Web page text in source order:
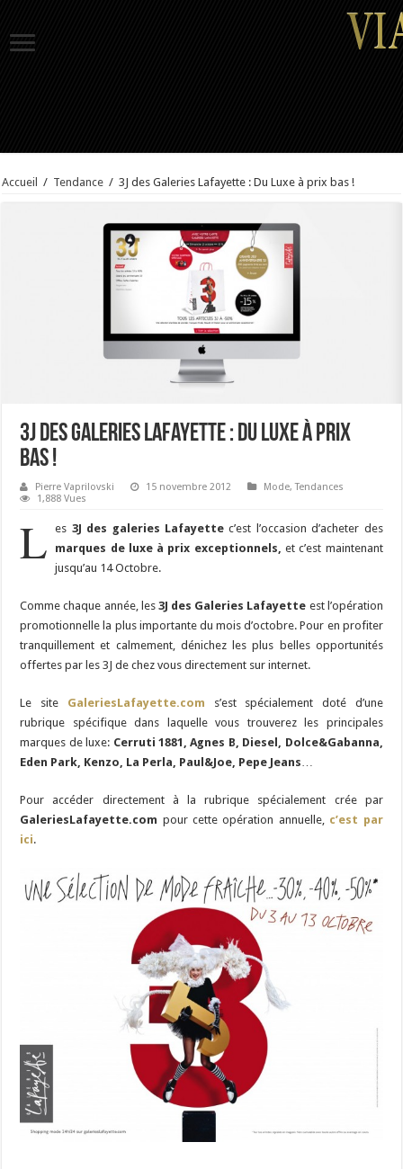
Accueil / Tendance / 3J des Galeries Lafayette : Du Luxe à prix bas !
3J des Galeries Lafayette : Du Luxe à prix
bas !
Pierre Vaprilovski 15 novembre 2012 Mode,Tendances
1,888 Vues
L es 3J des galeries Lafayette c’est l’occasion d’acheter des
marques de luxe à prix exceptionnels, et c’est maintenant
jusqu’au 14 Octobre.
Comme chaque année, les3J des Galeries Lafayette est l’opération
promotionnelle la plus importante du mois d’octobre. Pour en profiter
tranquillement et calmement, dénichez les plus belles opportunités
offertes par les 3J de chez vous directement sur internet.
Le site GaleriesLafayette.com s’est spécialement doté d’une
rubrique spécifique dans laquelle vous trouverez les principales
marques de luxe: Cerruti 1881, Agnes B, Diesel, Dolce&Gabanna,
Eden Park, Kenzo, La Perla, Paul&Joe, Pepe Jeans
Pour accéder directement à la rubrique spécialement crée par
GaleriesLafayette.com pour cette opération annuelle, c’est par
ici.